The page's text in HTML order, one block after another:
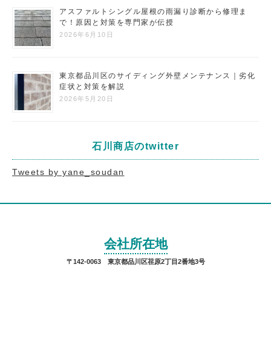
アスファルトシングル屋根の雨漏り診断から修理ま
で！原因と対策を専門家が伝授
2026年6月10日
東京都品川区のサイディング外壁メンテナンス｜劣化
症状と対策を解説
2026年5月20日
石川商店のtwitter
Tweets by yane_soudan
会社所在地
〒142-0063 東京都品川区荏原2丁目2番地3号